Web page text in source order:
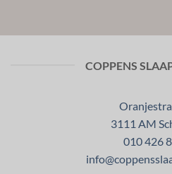
COPPENS
3111 AM
010 426